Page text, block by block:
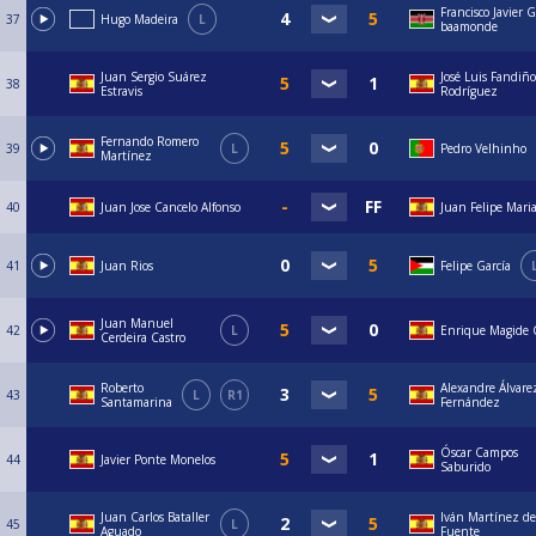
37 Hugo Madeira L
Francisco Javier
baamonde
38
Juan Sergio Suárez
Estravis
José Luis Fandiño
Rodríguez
39
Fernando Romero
Martínez
L Pedro Velhinho
40 Juan Jose Cancelo Alfonso Juan Felipe
41 Juan Rios Felipe García
42
Juan Manuel
Cerdeira Castro
L Enrique Magide
43
Roberto
Santamarina
L R1
Alexandre
Fernández
44 Javier Ponte Monelos
Óscar Campos
Saburido
45
Juan Carlos Bataller
Aguado
L
Iván Martínez
Fuente